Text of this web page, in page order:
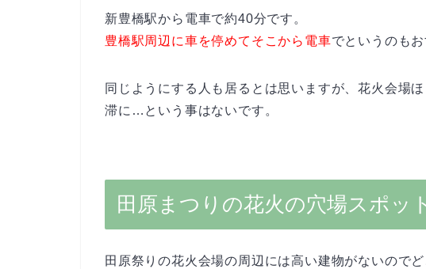
新豊橋駅から電車で約40分です。
豊橋駅周辺に車を停めてそこから電車でというのもお
同じようにする人も居るとは思いますが、花火会場
滞に…という事はないです。
田原まつりの花火の穴場スポッ
田原祭りの花火会場の周辺には高い建物がないので